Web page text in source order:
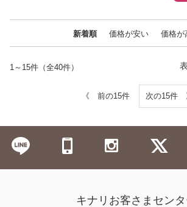
新着順 価格が安い 価格が
1～15件（全40件）
《 前の15件 次の15件
キナリお客さまセン